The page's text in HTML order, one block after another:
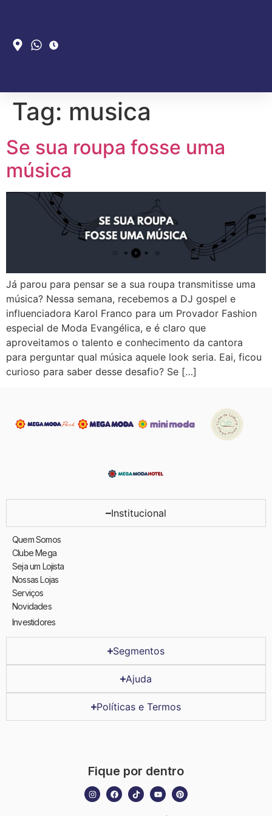
Tag: musica
Se sua roupa fosse uma
música
Já parou para pensar se a sua roupa transmitisse uma
música? Nessa semana, recebemos a DJ gospel e
influenciadora Karol Franco para um Provador Fashion
especial de Moda Evangélica, e é claro que
aproveitamos o talento e conhecimento da cantora
para perguntar qual música aquele look seria. Eai, ficou
curioso para saber desse desafio? Se […]
Institucional
Quem Somos
Clube Mega
Seja um Lojista
Nossas Lojas
Serviços
Novidades
Investidores
Segmentos
Ajuda
Políticas e Termos
Fique por dentro